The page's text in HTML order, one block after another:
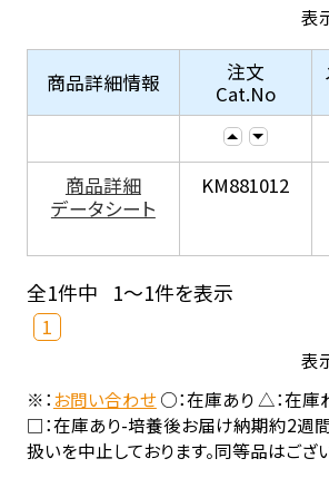
表
商品詳細情報
注文
Cat.No
商品詳細
データシート
KM881012
全1件中 1～1件を表示
1
表
※：お問い合わせ○：在庫あり △：在庫
□：在庫あり-培養後お届け納期約2週
扱いを中止しております。同等品はござ